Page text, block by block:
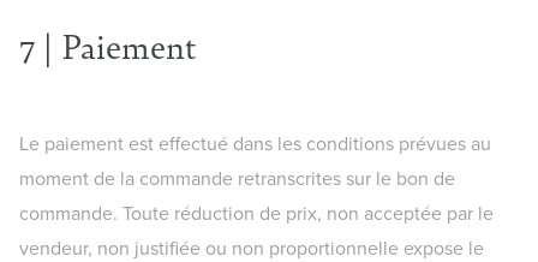
7 | Paiement
Le paiement est effectué dans les conditions prévues au
moment de la commande retranscrites sur le bon de
commande. Toute réduction de prix, non acceptée par le
vendeur, non justifiée ou non proportionnelle expose le